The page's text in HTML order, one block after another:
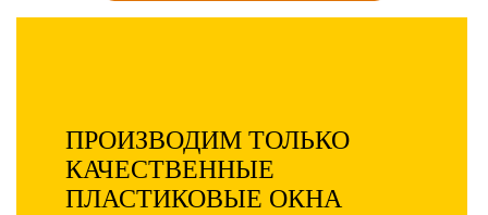
ПРОИЗВОДИМ ТОЛЬКО
КАЧЕСТВЕННЫЕ
ПЛАСТИКОВЫЕ ОКНА